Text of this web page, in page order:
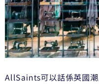
AllSaints可以話係英國潮